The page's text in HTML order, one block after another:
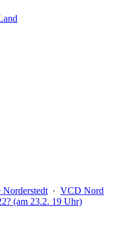
Norderstedt · VCD Nord
(am 23.2. 19 Uhr)